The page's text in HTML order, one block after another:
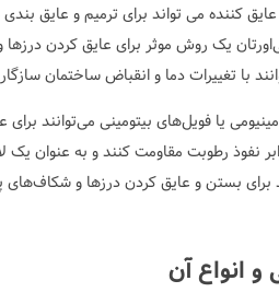
کننده می تواند برای ترمیم و عایق
یک روش موثر برای عایق کردن
با تغییرات دما و انقباض ساختمان
یا فویل‌های بیتومینی می‌توانند
نفوذ رطوبت مقاومت کنند و به عنوان
برای بستن و عایق کردن درزها و
انواع آن